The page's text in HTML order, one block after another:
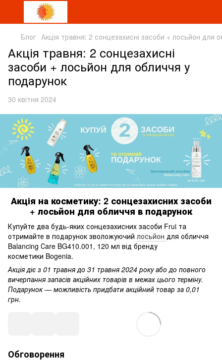
Блог Акція травня: 2 сонцезахисні засоби + лосьйон для
Акція травня: 2 сонцезахисні
засоби + лосьйон для обличчя у
подарунок
30 квітня 2024
Акція на косметику: 2 сонцезахисних засоби
+ лосьйон для обличчя в подарунок
Купуйте два будь-яких сонцезахисних засоби Frui та
отримайте в подарунок зволожуючий лосьйон для обличчя
Balancing Сare BG410.001, 120 мл від бренду
косметики Bogenia.
Акція діє з 01 травня до 31 травня 2024 року або до повного
вичерпання запасів акційних товарів в межах цього терміну.
Подарунок — можливість придбати акційний товар за 0,01
грн.
Обговорення